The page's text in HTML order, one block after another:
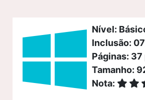
Nível:
Inclusão:
Páginas:
Tamanho:
Nota: